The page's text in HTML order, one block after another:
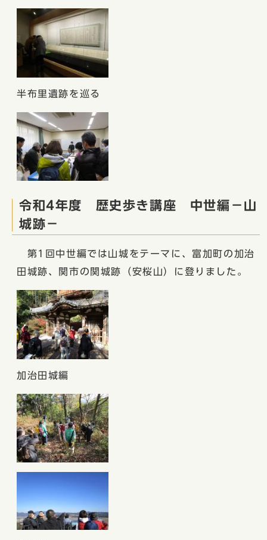
半布里遺跡を巡る
令和4年度 歴史歩き講座 中世編−山
城跡−
第1回中世編では山城をテーマに、富加町の加治
田城跡、関市の関城跡（安桜山）に登りました。
加治田城編